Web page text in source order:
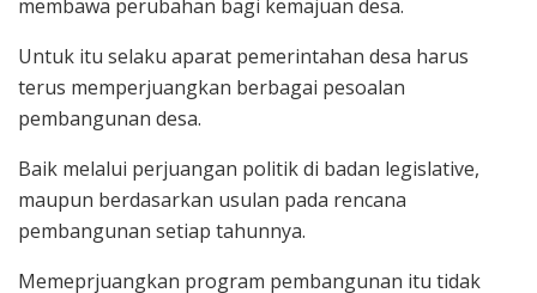
membawa perubahan bagi kemajuan desa.
Untuk itu selaku aparat pemerintahan desa harus
terus memperjuangkan berbagai pesoalan
pembangunan desa.
Baik melalui perjuangan politik di badan legislative,
maupun berdasarkan usulan pada rencana
pembangunan setiap tahunnya.
Memeprjuangkan program pembangunan itu tidak